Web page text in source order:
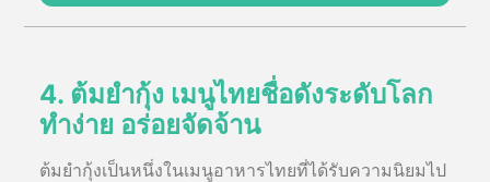
4. ต้มยำกุ้ง เมนูไทยชื่อดังระดับโลก
ทำง่าย อร่อยจัดจ้าน
ต้มยำกุ้งเป็นหนึ่งในเมนูอาหารไทยที่ได้รับความนิยมไป